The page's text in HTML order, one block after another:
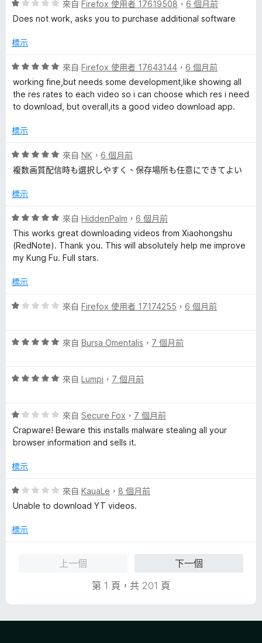
分
，
分
分
評
價
分
滿
5
分
來自 Firefox 使用者 17619508 ， 6 個月前
Does not work, asks you to purchase additional software
標示
評
價
5
分
滿
5
分
來自 Firefox 使用者 17643144 ， 6 個月前
working fine,but needs some development,like showing all
the res rates to each video so i can choose which res i need
to download, but overall,its a good video download app.
標示
評
價
分
滿
分
5
分
來自 NK ， 6 個月前
複数画質配信時も選択しやすく、保存場所も任意にできてよい
標示
評
價
5
分
滿
5
來自 HiddenPalm ， 6 個月前
This works great downloading videos from Xiaohongshu
(RedNote). Thank you. This will absolutely help me improve
my Kung Fu. Full stars.
標示
評
分
分
來自 Firefox 使用者 17174255 ， 6 個月前
評
分
分
5
分
來自 Bursa Omentalis ， 7 個月前
評
分
，
滿
5
來自 Lumpi ， 7 個月前
評
價
1
，
分
5
來自 Secure Fox ， 7 個月前
Crapware! Beware this installs malware stealing all your
browser information and sells it.
標示
評
價
分
來自 KauaLe ， 8 個月前
Unable to download YT videos.
標示
上一個
下一個
第 1 頁，共 201 頁